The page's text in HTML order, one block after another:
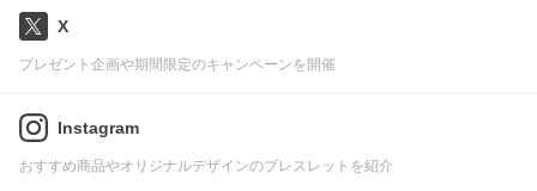
X
プレゼント企画や期間限定のキャンペーンを開催
Instagram
おすすめ商品やオリジナルデザインのブレスレットを紹介